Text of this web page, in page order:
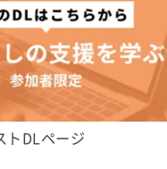
トDLページ